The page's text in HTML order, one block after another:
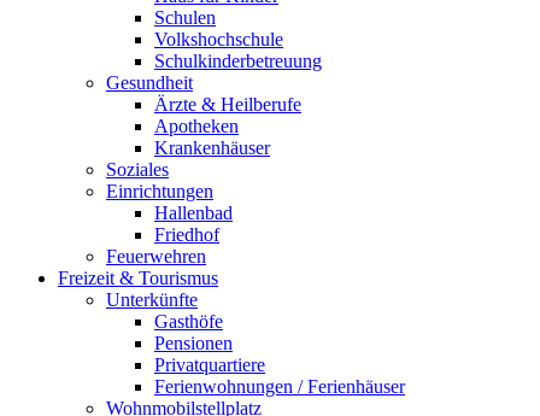
Schulen
Volkshochschule
Schulkinderbetreuung
Gesundheit
Ärzte & Heilberufe
Apotheken
Krankenhäuser
Soziales
Einrichtungen
Hallenbad
Friedhof
Feuerwehren
Freizeit & Tourismus
Unterkünfte
Gasthöfe
Pensionen
Privatquartiere
Ferienwohnungen / Ferienhäuser
Wohnmobilstellplatz